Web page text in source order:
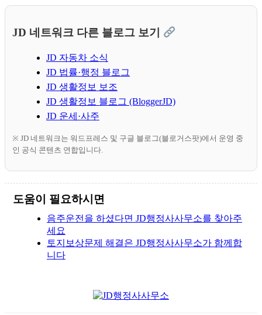
JD 네트워크 다른 블로그 보기
JD 자동차 소식
JD 법률·행정 블로그
JD 생활정보 보조
JD 생활정보 블로그 (BloggerJD)
JD 운세·사주
※ JD 네트워크는 워드프레스 및 구글 블로그(블로거스팟)에서 운영 중
인 공식 콘텐츠 연합입니다.
도움이 필요하시면
음주운전을 하셨다면 JD행정사사무소를 찾아주
세요
토지보상문제 해결은 JD행정사사무소가 함께합
니다